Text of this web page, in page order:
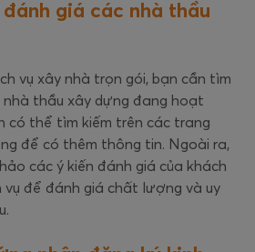
giá các nhà thầu
vụ xây nhà trọn gói, bạn cần tìm
nhà thầu xây dựng đang hoạt
có thể tìm kiếm trên các trang
để có thêm thông tin. Ngoài ra,
các ý kiến đánh giá của khách
vụ để đánh giá chất lượng và uy